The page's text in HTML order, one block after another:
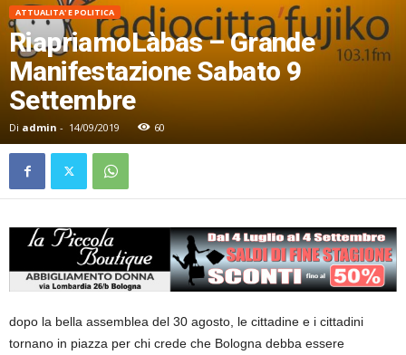
ATTUALITA' E POLITICA
RiapriamoLàbas – Grande
Manifestazione Sabato 9
Settembre
Di admin - 14/09/2019 60
dopo la bella assemblea del 30 agosto, le cittadine e i cittadini
tornano in piazza per chi crede che Bologna debba essere